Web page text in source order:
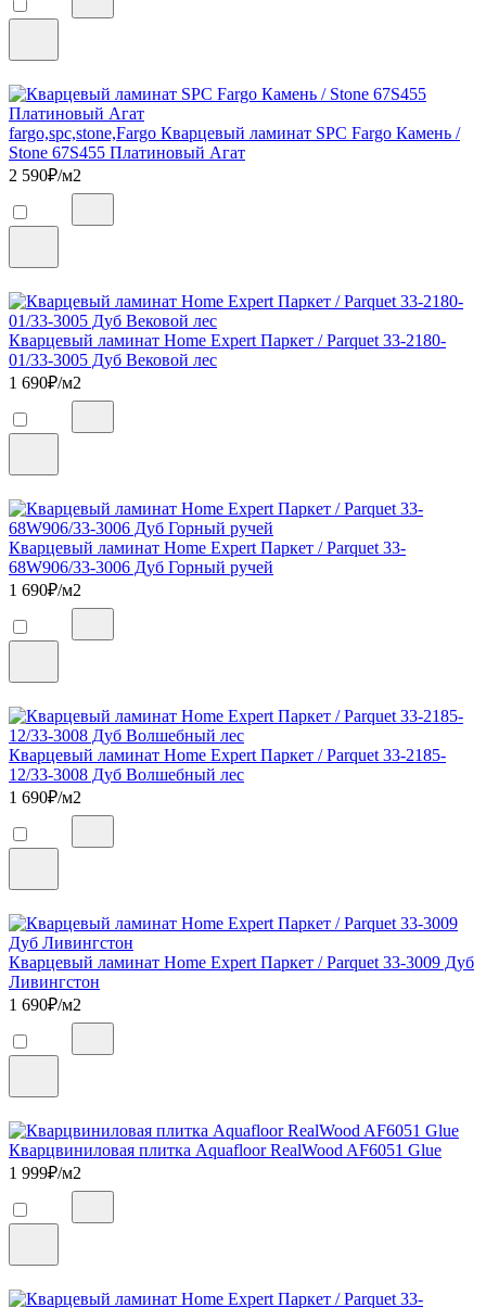
fargo,spc,stone,Fargo Кварцевый ламинат SPC Fargo Камень /
Stone 67S455 Платиновый Агат
2 590₽/м2
Кварцевый ламинат Home Expert Паркет / Parquet 33-2180-
01/33-3005 Дуб Вековой лес
1 690₽/м2
Кварцевый ламинат Home Expert Паркет / Parquet 33-
68W906/33-3006 Дуб Горный ручей
1 690₽/м2
Кварцевый ламинат Home Expert Паркет / Parquet 33-2185-
12/33-3008 Дуб Волшебный лес
1 690₽/м2
Кварцевый ламинат Home Expert Паркет / Parquet 33-3009 Дуб
Ливингстон
1 690₽/м2
Кварцвиниловая плитка Aquafloor RealWood AF6051 Glue
1 999₽/м2